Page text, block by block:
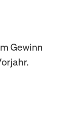
Gewinn